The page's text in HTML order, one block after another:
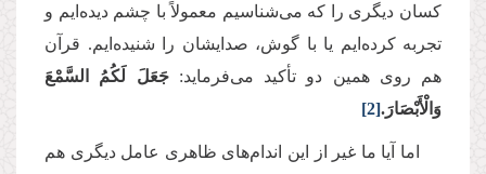
کسان دیگری را که می‌شناسیم معمولاً با چشم دیده‌ایم و
تجربه کرده‌ایم یا با گوش، صدایشان را شنیده‌ایم. قرآن
هم روی همین دو تأکید می‌فرماید: جَعَلَ لَكُمُ السَّمْعَ
وَالْأَبْصَارَ.[2]
اما آیا ما غیر از این اندام‌های ظاهری عامل دیگری هم